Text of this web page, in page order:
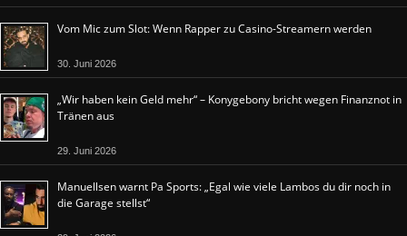
Vom Mic zum Slot: Wenn Rapper zu Casino-Streamern werden
30. Juni 2026
„Wir haben kein Geld mehr“ – Konygebony bricht wegen Finanznot in
Tränen aus
29. Juni 2026
Manuellsen warnt Pa Sports: „Egal wie viele Lambos du dir noch in
die Garage stellst“